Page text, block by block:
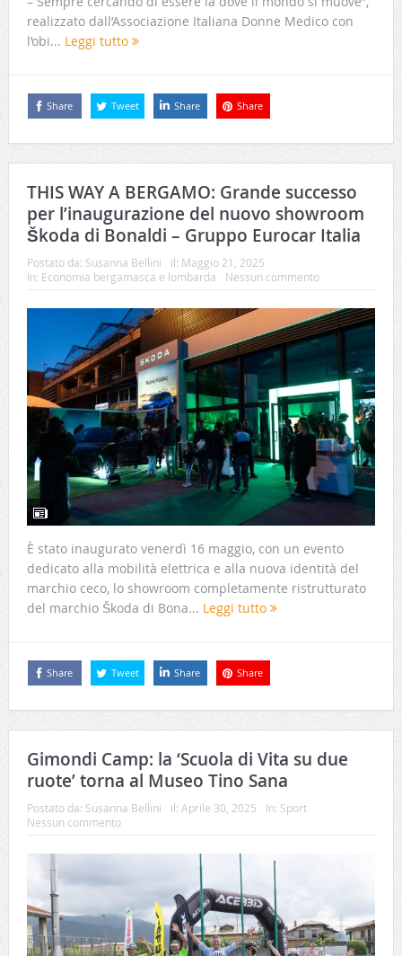
realizzato dall’Associazione Italiana Donne Medico con
l’obi... Leggi tutto
Share Tweet Share Share
THIS WAY A BERGAMO: Grande successo
per l’inaugurazione del nuovo showroom
Škoda di Bonaldi – Gruppo Eurocar Italia
Postato da: Susanna Bellini il: Maggio 21, 2025
In: Economia bergamasca e lombarda Nessun commento
È stato inaugurato venerdì 16 maggio, con un evento
dedicato alla mobilità elettrica e alla nuova identità del
marchio ceco, lo showroom completamente ristrutturato
del marchio Škoda di Bona... Leggi tutto
Share Tweet Share Share
Gimondi Camp: la ‘Scuola di Vita su due
ruote’ torna al Museo Tino Sana
Postato da: Susanna Bellini il: Aprile 30, 2025 In: Sport
Nessun commento